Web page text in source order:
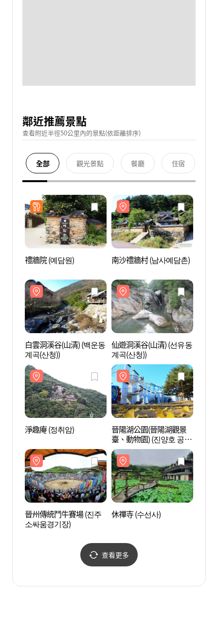
鄰近推薦景點
查看附近半徑50公里內的景點(依距離排序)
全部 觀光景點 餐廳 住宿
禮牆院 (예담원) 南沙禮牆村 (남사예담촌)
白雲洞溪谷(山清) (백운동
계곡(산청))
仙遊洞溪谷(山清) (선유동
계곡(산청))
淨趣庵 (정취암)
晉陽湖公園(晉陽湖觀景
臺、動物園) (진양호 공원
(진양호 전망대, 동물원))
晉州傳統鬥牛賽場 (진주
소싸움경기장)
休禪寺 (수선사)
查看更多